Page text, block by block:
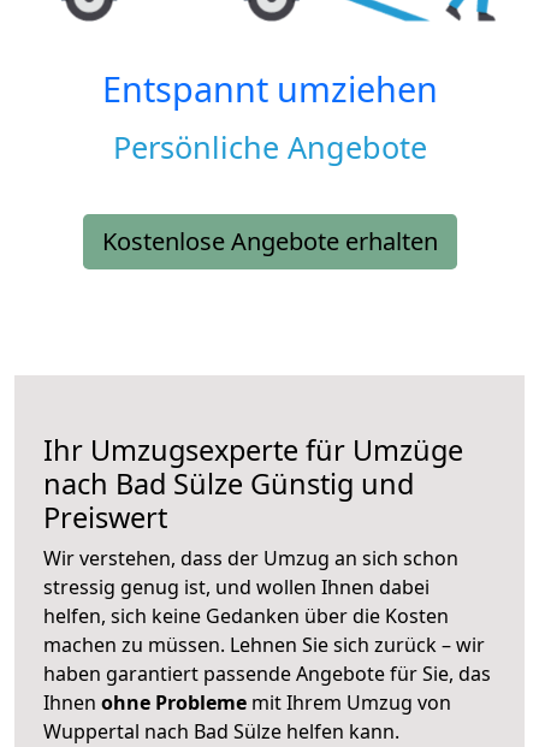
Entspannt umziehen
Persönliche Angebote
Kostenlose Angebote erhalten
Ihr Umzugsexperte für Umzüge
nach Bad Sülze Günstig und
Preiswert
Wir verstehen, dass der Umzug an sich schon
stressig genug ist, und wollen Ihnen dabei
helfen, sich keine Gedanken über die Kosten
machen zu müssen. Lehnen Sie sich zurück – wir
haben garantiert passende Angebote für Sie, das
Ihnen ohne Probleme mit Ihrem Umzug von
Wuppertal nach Bad Sülze helfen kann.